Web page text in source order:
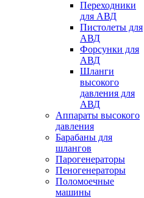
Переходники
для АВД
Пистолеты для
АВД
Форсунки для
АВД
Шланги
высокого
давления для
АВД
Аппараты высокого
давления
Барабаны для
шлангов
Парогенераторы
Пеногенераторы
Поломоечные
машины